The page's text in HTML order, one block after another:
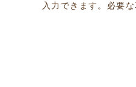
入力できます。必要